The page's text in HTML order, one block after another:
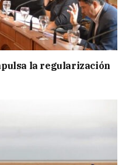
la regularización